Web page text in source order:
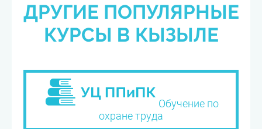
ДРУГИЕ ПОПУЛЯРНЫЕ
КУРСЫ В КЫЗЫЛЕ
Обучение по
охране труда